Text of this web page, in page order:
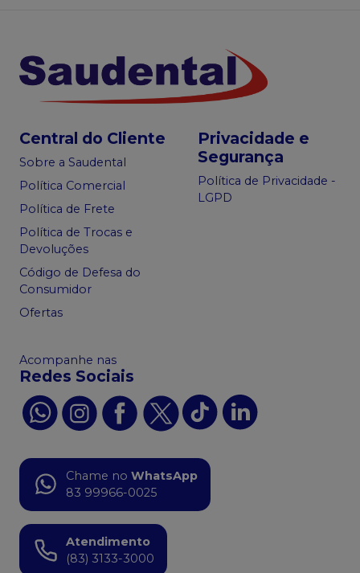
Central do Cliente
Sobre a Saudental
Política Comercial
Política de Frete
Política de Trocas e
Devoluções
Código de Defesa do
Consumidor
Ofertas
Privacidade e
Segurança
Política de Privacidade -
LGPD
Acompanhe nas
Redes Sociais
Chame no WhatsApp
83 99966-0025
Atendimento
(83) 3133-3000